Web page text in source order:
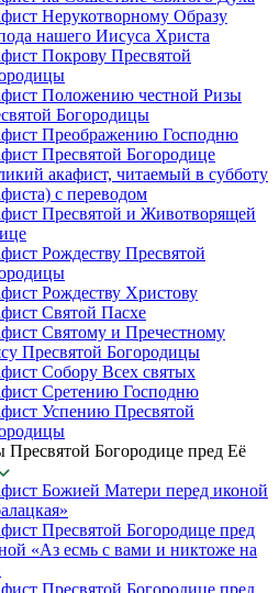
Нерукотворному Образу
нашего Иисуса Христа
Покрову Пресвятой
Положению честной Ризы
Богородицы
Преображению Господню
Пресвятой Богородице
акафист, читаемый в субботу
с переводом
Пресвятой и Животворящей
Рождеству Пресвятой
Рождеству Христову
Святой Пасхе
Святому и Пречестному
Пресвятой Богородицы
Собору Всех святых
Сретению Господню
Успению Пресвятой
Пресвятой Богородице пред Её
Божией Матери перед иконой
Пресвятой Богородице пред
«Аз есмь с вами и никтоже на
Пресвятой Богородице пред